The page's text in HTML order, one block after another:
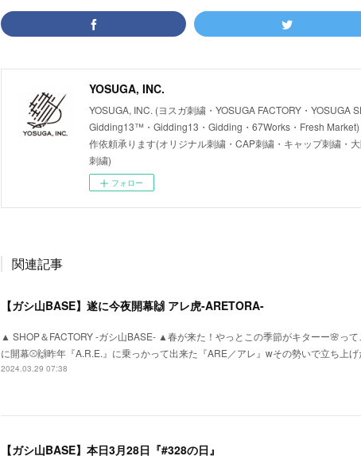
YOSUGA, INC.
YOSUGA, INC. (ヨスガ刺繍・YOSUGA FACTORY・YOSUGA
Gidding13™・Gidding13・Gidding・67Works・Fresh
作依頼承ります(オリジナル刺繍・CAP刺繍・キャップ刺繍・
刺繍)
フォロー
関連記事
【ガシ山BASE】遂に今夜開幕🙌 アレ虎-ARETORA-
▲ SHOP＆FACTORY -ガシ山BASE- ▲春が来た！やっとこの季節がキターー🌸っ
に開幕⚾️🙌昨年『A.R.E.』に乗っかって出来た『ARE／アレ』wその勢いで立ち上
2024.03.29 07:38
【ガシ山BASE】本日3月28日『#328の日』